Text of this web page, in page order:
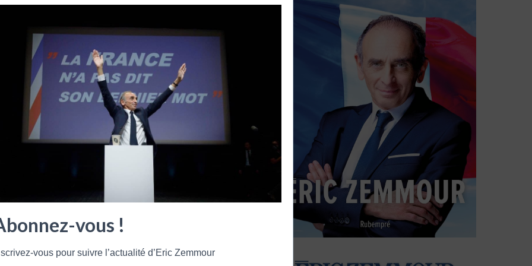
vous !
vous pour suivre l’actualité d’Eric Zemmour